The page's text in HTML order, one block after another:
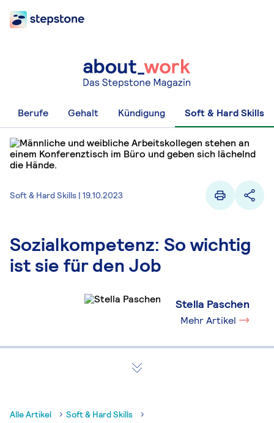
Berufe Gehalt Kündigung Soft & Hard Skills
Soft & Hard Skills | 19.10.2023
Sozialkompetenz: So wichtig
ist sie für den Job
Stella Paschen
Mehr Artikel
Alle Artikel
Soft & Hard Skills